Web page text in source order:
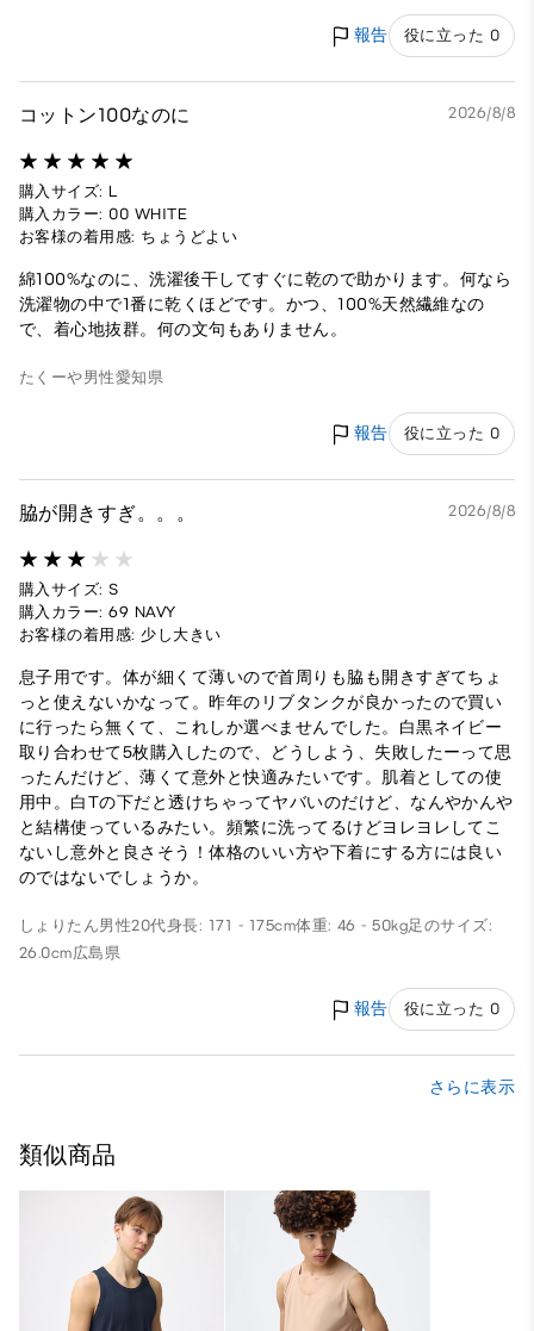
報告 役に立った 0
コットン100なのに 2026/8/8
購入サイズ: L
購入カラー: 00 WHITE
お客様の着用感: ちょうどよい
綿100%なのに、洗濯後干してすぐに乾ので助かります。何なら
洗濯物の中で1番に乾くほどです。かつ、100%天然繊維なの
で、着心地抜群。何の文句もありません。
たくーや男性愛知県
報告 役に立った 0
脇が開きすぎ。。。 2026/8/8
購入サイズ: S
購入カラー: 69 NAVY
お客様の着用感: 少し大きい
息子用です。体が細くて薄いので首周りも脇も開きすぎてちょ
っと使えないかなって。昨年のリブタンクが良かったので買い
に行ったら無くて、これしか選べませんでした。白黒ネイビー
取り合わせて5枚購入したので、どうしよう、失敗したーって思
ったんだけど、薄くて意外と快適みたいです。肌着としての使
用中。白Tの下だと透けちゃってヤバいのだけど、なんやかんや
と結構使っているみたい。頻繁に洗ってるけどヨレヨレしてこ
ないし意外と良さそう！体格のいい方や下着にする方には良い
のではないでしょうか。
しょりたん男性20代身長: 171 - 175cm体重: 46 - 50kg足のサイズ:
26.0cm広島県
報告 役に立った 0
さらに表示
類似商品